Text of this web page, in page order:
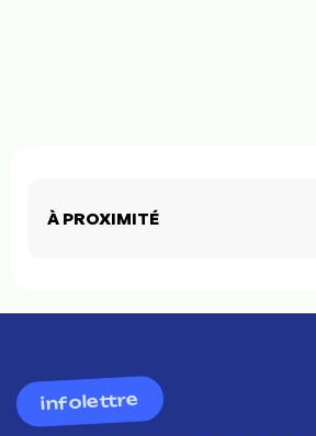
À PROXIMITÉ
infolettre